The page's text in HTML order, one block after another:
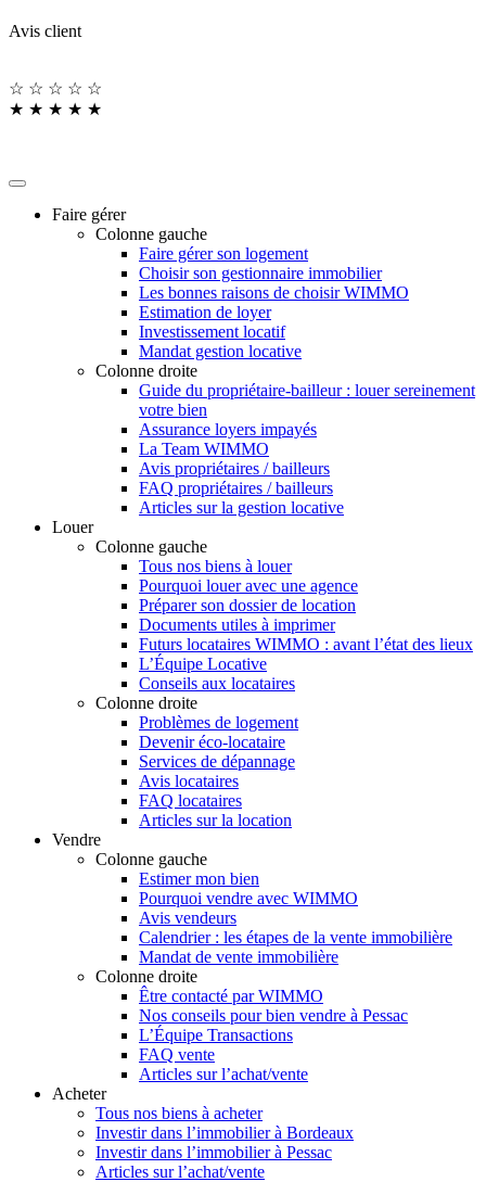
Avis client
☆ ☆ ☆ ☆ ☆
★ ★ ★ ★ ★
Faire gérer
Colonne gauche
Faire gérer son logement
Choisir son gestionnaire immobilier
Les bonnes raisons de choisir WIMMO
Estimation de loyer
Investissement locatif
Mandat gestion locative
Colonne droite
Guide du propriétaire-bailleur : louer sereinement
votre bien
Assurance loyers impayés
La Team WIMMO
Avis propriétaires / bailleurs
FAQ propriétaires / bailleurs
Articles sur la gestion locative
Louer
Colonne gauche
Tous nos biens à louer
Pourquoi louer avec une agence
Préparer son dossier de location
Documents utiles à imprimer
Futurs locataires WIMMO : avant l’état des lieux
L’Équipe Locative
Conseils aux locataires
Colonne droite
Problèmes de logement
Devenir éco-locataire
Services de dépannage
Avis locataires
FAQ locataires
Articles sur la location
Vendre
Colonne gauche
Estimer mon bien
Pourquoi vendre avec WIMMO
Avis vendeurs
Calendrier : les étapes de la vente immobilière
Mandat de vente immobilière
Colonne droite
Être contacté par WIMMO
Nos conseils pour bien vendre à Pessac
L’Équipe Transactions
FAQ vente
Articles sur l’achat/vente
Acheter
Tous nos biens à acheter
Investir dans l’immobilier à Bordeaux
Investir dans l’immobilier à Pessac
Articles sur l’achat/vente